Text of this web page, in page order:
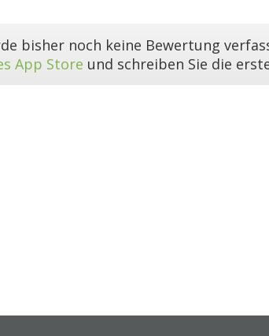
bisher noch keine Bewertung
App Store und schreiben Sie die